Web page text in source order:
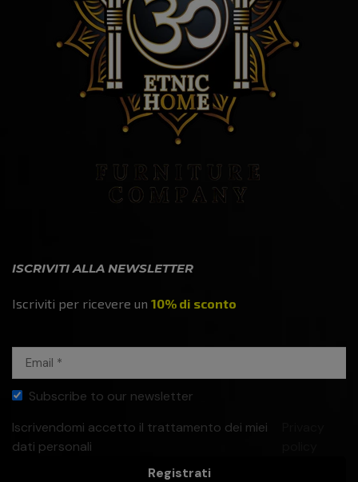
ISCRIVITI ALLA NEWSLETTER
Iscriviti per ricevere un 10% di sconto
Subscribe to our newsletter
Iscrivendomi accetto il trattamento dei miei
dati personali
Registrati